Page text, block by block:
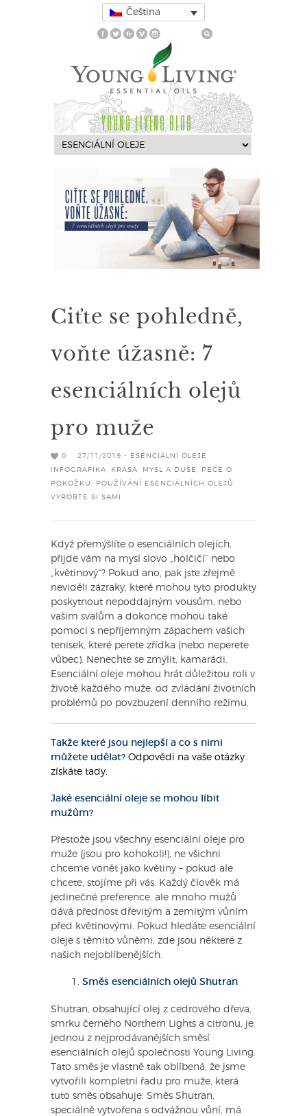
Čeština
YOUNG LIVING BLOG
Ciťte se pohledně,
voňte úžasně: 7
esenciálních olejů
pro muže
0 27/11/2019 - ESENCIÁLNÍ OLEJE
INFOGRAFIKA
KRÁSA MYSL A DUŠE
PÉČE O
POKOŽKU
POUŽÍVÁNÍ ESENCIÁLNÍCH OLEJŮ
VYROBTE SI SAMI
Když přemýšlíte o esenciálních olejích,
přijde vám na mysl slovo „holčičí“ nebo
„květinový“? Pokud ano, pak jste zřejmě
neviděli zázraky, které mohou tyto produkty
poskytnout nepoddajným vousům, nebo
vašim svalům a dokonce mohou také
pomoci s nepříjemným zápachem vašich
tenisek, které perete zřídka (nebo neperete
vůbec). Nenechte se zmýlit, kamarádi.
Esenciální oleje mohou hrát důležitou roli v
životě každého muže, od zvládání životních
problémů po povzbuzení denního režimu.
Takže které jsou nejlepší a co s nimi
můžete udělat? Odpovědi na vaše otázky
získáte tady.
Jaké esenciální oleje se mohou líbit
mužům?
Přestože jsou všechny esenciální oleje pro
muže (jsou pro kohokoli!), ne všichni
chceme vonět jako květiny – pokud ale
chcete, stojíme při vás. Každý člověk má
jedinečné preference, ale mnoho mužů
dává přednost dřevitým a zemitým vůním
před květinovými. Pokud hledáte esenciální
oleje s těmito vůněmi, zde jsou některé z
našich nejoblíbenějších.
Směs esenciálních olejů Shutran
Shutran, obsahující olej z cedrového dřeva,
smrku černého Northern Lights a citronu, je
jednou z nejprodávanějších směsí
esenciálních olejů společnosti Young Living.
Tato směs je vlastně tak oblíbená, že jsme
vytvořili kompletní řadu pro muže, která
tuto směs obsahuje. Směs Shutran,
speciálně vytvořena s odvážnou vůní, má